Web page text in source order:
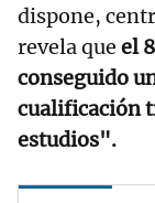
dispone,
revela que el
conseguido
cualificación
estudios".